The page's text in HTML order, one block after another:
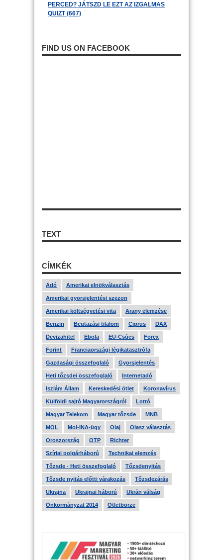
PERCED? JÁTSZD LE EZT AZ IZGALMAS
QUIZT (667)
FIND US ON FACEBOOK
TEXT
CÍMKÉK
Adó Amerikai elnökválasztás
Amerikai gyorsjelentési szezon
Amerikai költségvetési vita Arany elemzése
Benzin Beutazási tilalom Ciprus DAX
Devizahitel Ebola EU-Csúcs Forex
Forint Franciaországi légikatasztrófa
Gazdasági összefoglaló Gyorsjelentés
Heti tőzsdei összefoglaló Internetadó
Iszlám Állam Kereskedési ötlet Koronavírus
Külföldi sajtó Magyarországról Lottó
Magyar Telekom Magyar tőzsde MNB
MOL Mol-INA-ügy Olaj Olasz választás
Oroszország OTP Richter
Szíriai polgárháború Technikai elemzés
Tőzsde - Heti összefoglaló Tőzsdenyitás
Tőzsde nyitás előtti várakozás Tőzsdezárás
Ukrajna Ukrajnai háború Ukrán válság
Önkormányzat 2014 Ötletbörze